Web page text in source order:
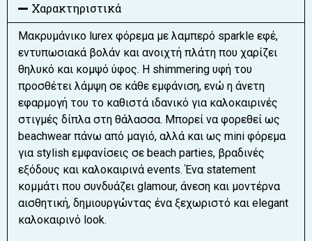
Χαρακτηριστικά
Μακρυμάνικο lurex φόρεμα με λαμπερό sparkle εφέ,
εντυπωσιακά βολάν και ανοιχτή πλάτη που χαρίζει
θηλυκό και κομψό ύφος. Η shimmering υφή του
προσθέτει λάμψη σε κάθε εμφάνιση, ενώ η άνετη
εφαρμογή του το καθιστά ιδανικό για καλοκαιρινές
στιγμές δίπλα στη θάλασσα. Μπορεί να φορεθεί ως
beachwear πάνω από μαγιό, αλλά και ως mini φόρεμα
για stylish εμφανίσεις σε beach parties, βραδινές
εξόδους και καλοκαιρινά events. Ένα statement
κομμάτι που συνδυάζει glamour, άνεση και μοντέρνα
αισθητική, δημιουργώντας ένα ξεχωριστό και elegant
καλοκαιρινό look.